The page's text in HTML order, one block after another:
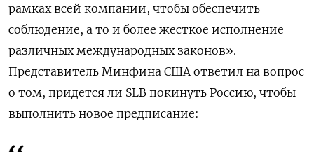
рамках всей компании, чтобы обеспечить
соблюдение, а то и более жесткое исполнение
различных международных законов».
Представитель Минфина США ответил на вопрос
о том, придется ли SLB покинуть Россию, чтобы
выполнить новое предписание: